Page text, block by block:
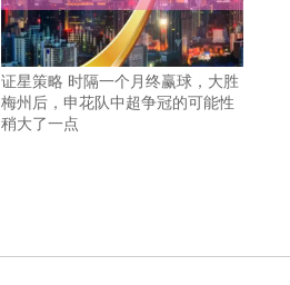
证星策略 时隔一个月终赢球，大胜
梅州后，申花队中超争冠的可能性
稍大了一点